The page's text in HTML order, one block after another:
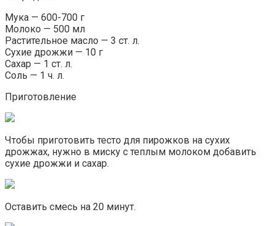
Мука — 600-700 г
Молоко — 500 мл
Растительное масло — 3 ст. л.
Сухие дрожжи — 10 г
Сахар — 1 ст. л.
Соль — 1 ч. л.
Приготовление
Чтобы приготовить тесто для пирожков на сухих
дрожжах, нужно в миску с теплым молоком добавить
сухие дрожжи и сахар.
Оставить смесь на 20 минут.